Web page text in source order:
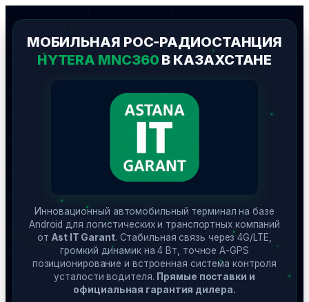
содержимому
МОБИЛЬНАЯ POC-РАДИОСТАНЦИЯ
HYTERA MNC360 В КАЗАХСТАНЕ
Инновационный автомобильный терминал на базе
Android для логистических и транспортных компаний
отAst IT Garant. Стабильная связь через 4G/LTE,
громкий динамик на 4 Вт, точное A-GPS
позиционирование и встроенная система контроля
усталости водителя. Прямые поставки и
официальная гарантия дилера.